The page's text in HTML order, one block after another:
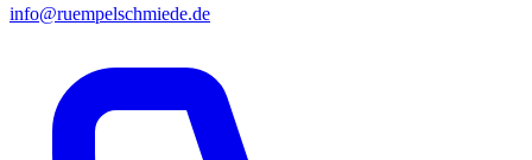
info@ruempelschmiede.de